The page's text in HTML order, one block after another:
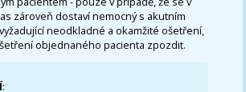
zároveň dostaví nemocný s akutním
neodkladné a okamžité ošetření,
objednaného pacienta zpozdit.
: